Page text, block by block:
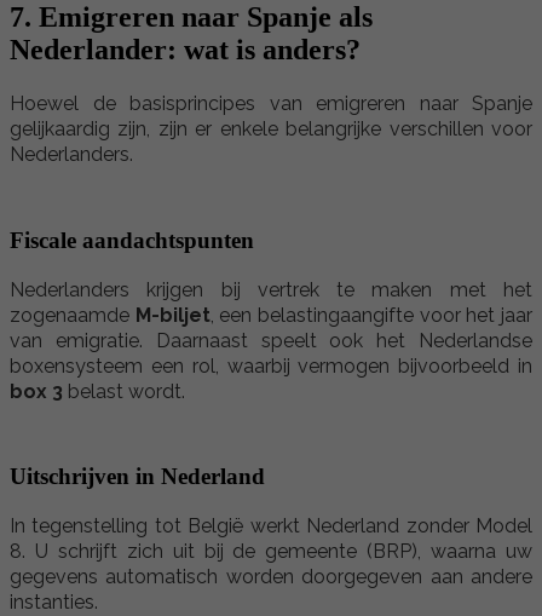
7. Emigreren naar Spanje als
Nederlander: wat is anders?
Hoewel de basisprincipes van emigreren naar Spanje
gelijkaardig zijn, zijn er enkele belangrijke verschillen voor
Nederlanders.
Fiscale aandachtspunten
Nederlanders krijgen bij vertrek te maken met het
zogenaamde M-biljet, een belastingaangifte voor het jaar
van emigratie. Daarnaast speelt ook het Nederlandse
boxensysteem een rol, waarbij vermogen bijvoorbeeld in
box 3 belast wordt.
Uitschrijven in Nederland
In tegenstelling tot België werkt Nederland zonder Model
8. U schrijft zich uit bij de gemeente (BRP), waarna uw
gegevens automatisch worden doorgegeven aan andere
instanties.